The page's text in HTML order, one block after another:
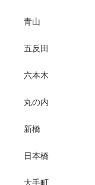
青山
五反田
六本木
丸の内
新橋
日本橋
大手町